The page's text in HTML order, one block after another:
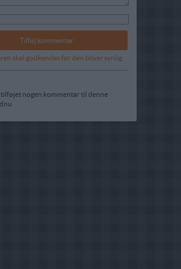
skal godkendes før den bliver synlig
tilføjet nogen kommentar til denne